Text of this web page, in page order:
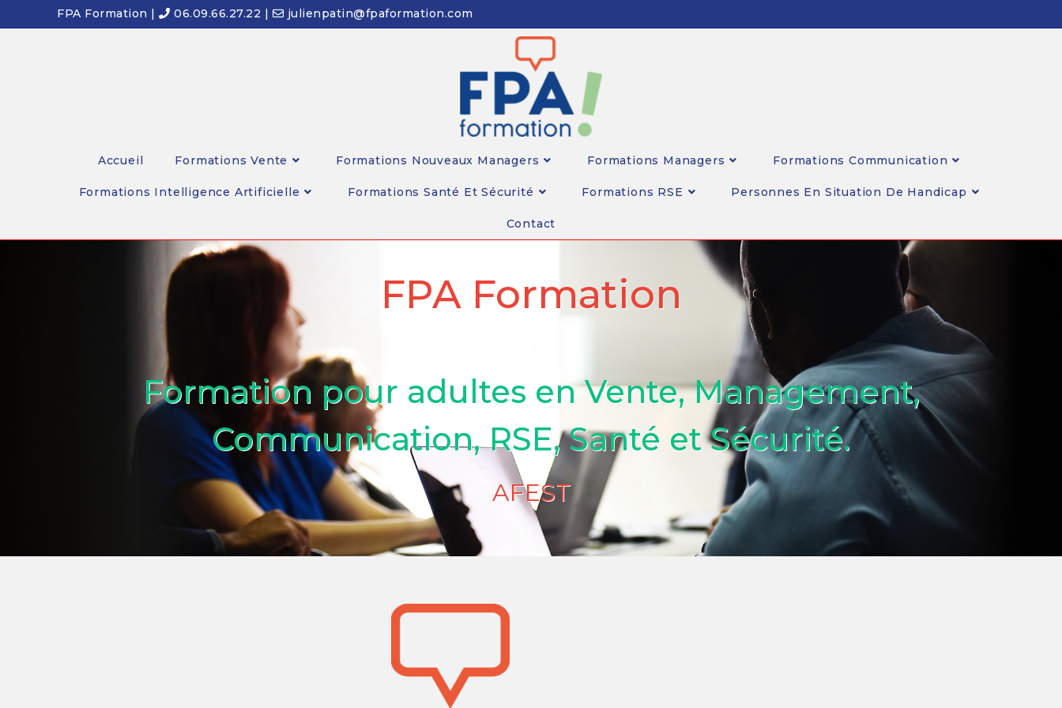
FPA Formation | 06.09.66.27.22 | julienpatin@fpaformation.com
Accueil Formations Vente Formations Nouveaux Managers Formations Managers Formations Communication
Formations Intelligence Artificielle Formations Santé Et Sécurité Formations RSE Personnes En Situation De Handicap
Contact
FPA Formation
Formation pour adultes en Vente, Management,
Communication, RSE, Santé et Sécurité.
AFEST